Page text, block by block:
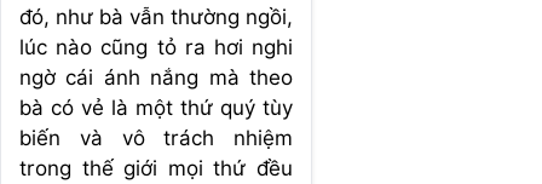
đó, như bà vẫn thường ngồi,
lúc nào cũng tỏ ra hơi nghi
ngờ cái ánh nắng mà theo
bà có vẻ là một thứ quý tùy
biến và vô trách nhiệm
trong thế giới mọi thứ đều